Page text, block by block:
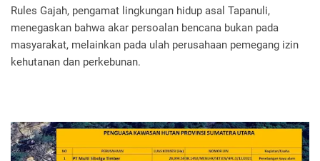
Rules Gajah, pengamat lingkungan hidup asal Tapanuli,
menegaskan bahwa akar persoalan bencana bukan pada
masyarakat, melainkan pada ulah perusahaan pemegang izin
kehutanan dan perkebunan.